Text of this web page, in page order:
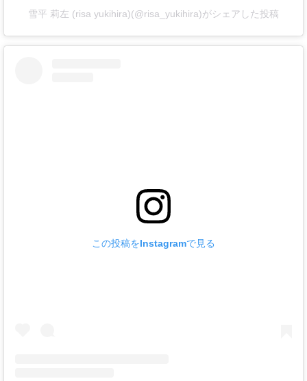
雪平 莉左 (risa yukihira)(@risa_yukihira)がシェアした投稿
この投稿をInstagramで見る